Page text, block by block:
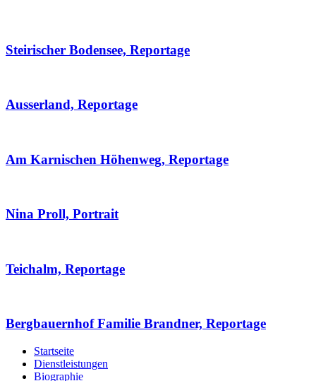
Steirischer Bodensee, Reportage
Ausserland, Reportage
Am Karnischen Höhenweg, Reportage
Nina Proll, Portrait
Teichalm, Reportage
Bergbauernhof Familie Brandner, Reportage
Startseite
Dienstleistungen
Biographie